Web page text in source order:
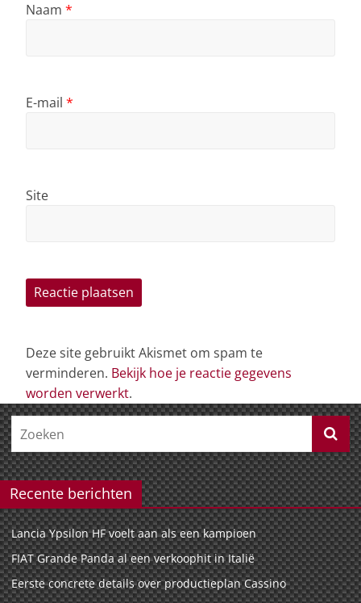
Naam *
E-mail *
Site
Deze site gebruikt Akismet om spam te
verminderen. Bekijk hoe je reactie gegevens
worden verwerkt.
Recente berichten
Lancia Ypsilon HF voelt aan als een kampioen
FIAT Grande Panda al een verkoophit in Italië
Eerste concrete details over productieplan Cassino